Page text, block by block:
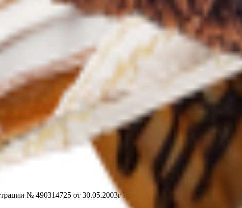
№ 490314725 от 30.05.2003г выдано Гомельским облисполкомом